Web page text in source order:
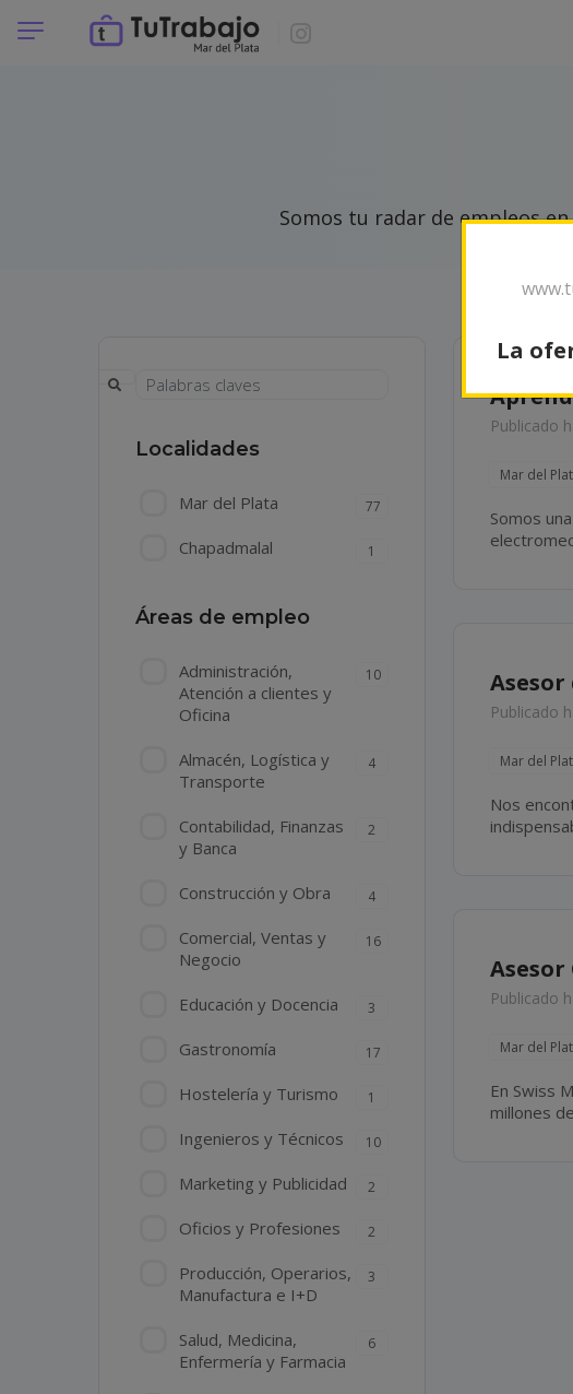
Somos tu radar de empleos
Localidades
Mar del Plata 77
Chapadmalal 1
Áreas de empleo
Administración,
Atención a clientes y
Oficina
10
Almacén, Logística y
Transporte
4
Contabilidad, Finanzas
y Banca
2
Construcción y Obra 4
Comercial, Ventas y
Negocio
16
Educación y Docencia 3
Gastronomía 17
Hostelería y Turismo 1
Ingenieros y Técnicos 10
Marketing y Publicidad 2
Oficios y Profesiones 2
Producción, Operarios,
Manufactura e I+D
3
Salud, Medicina,
Enfermería y Farmacia
6
Publicado
Mar del
Somos
Asesor
Publicado
Mar del
Nos
Asesor
Publicado
Mar del
En Swiss
millones
La